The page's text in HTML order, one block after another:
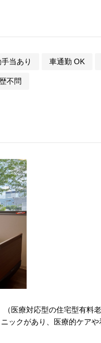
当あり 車通勤 OK
不問
医療対応型の住宅型有料
ックがあり、医療的ケア